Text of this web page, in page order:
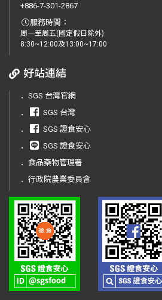
+886-7-301-2867
服務時間：
周一至周五(國定假日除外)
8:30~12:00及13:00~17:00
好站連結
． SGS 台灣官網
．
SGS 台灣
．
SGS 證食安心
．
SGS 證食安心
． 食品藥物管理署
． 行政院農業委員會